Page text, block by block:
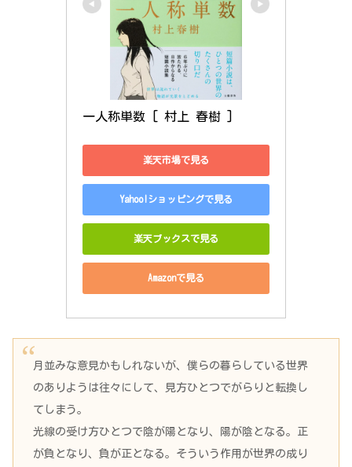
一人称単数 [ 村上 春樹 ]
楽天市場で見る
Yahoo!ショッピングで見る
楽天ブックスで見る
Amazonで見る
月並みな意見かもしれないが、僕らの暮らしている世界
のありようは往々にして、見方ひとつでがらりと転換し
てしまう。
光線の受け方ひとつで陰が陽となり、陽が陰となる。正
が負となり、負が正となる。そういう作用が世界の成り